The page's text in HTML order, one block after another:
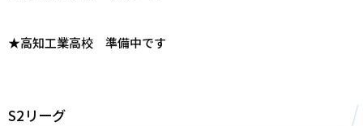
★高知工業高校 準備中です
S2リーグ